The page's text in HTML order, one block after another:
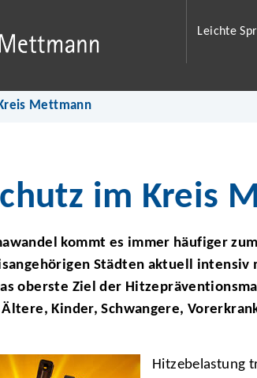
Leichte
Mettmann
im Kreis
kommt es immer häufiger
Städten aktuell intensiv
oberste Ziel der
Kinder, Schwangere,
Hitzebelastung